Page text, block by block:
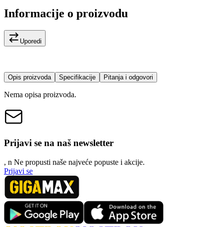
Informacije o proizvodu
Uporedi
Opis proizvoda Specifikacije Pitanja i odgovori
Nema opisa proizvoda.
Prijavi se na naš newsletter
, n Ne propusti naše najveće popuste i akcije.
Prijavi se